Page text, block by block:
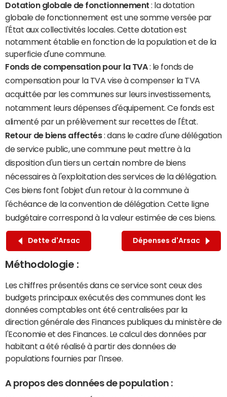
Dotation globale de fonctionnement : la dotation
globale de fonctionnement est une somme versée par
l'État aux collectivités locales. Cette dotation est
notamment établie en fonction de la population et de la
superficie d'une commune.
Fonds de compensation pour la TVA: le fonds de
compensation pour la TVA vise à compenser la TVA
acquittée par les communes sur leurs investissements,
notamment leurs dépenses d'équipement. Ce fonds est
alimenté par un prélèvement sur recettes de l'État.
Retour de biens affectés: dans le cadre d'une délégation
de service public, une commune peut mettre à la
disposition d'un tiers un certain nombre de biens
nécessaires à l'exploitation des services de la délégation.
Ces biens font l'objet d'un retour à la commune à
l'échéance de la convention de délégation. Cette ligne
budgétaire correspond à la valeur estimée de ces biens.
Dette d'Arsac Dépenses d'Arsac
Méthodologie :
Les chiffres présentés dans ce service sont ceux des
budgets principaux exécutés des communes dont les
données comptables ont été centralisées par la
direction générale des Finances publiques du ministère de
l'Economie et des Finances. Le calcul des données par
habitant a été réalisé à partir des données de
populations fournies par l'Insee.
A propos des données de population :